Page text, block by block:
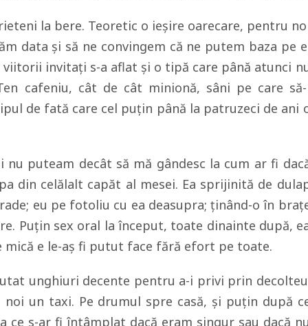
la bere. Teoretic o ieșire oarecare, pentru
data și să ne convingem că ne putem baza pe
viitorii invitați s-a aflat și o tipă care până atunci
cafeniu, cât de cât minionă, sâni pe care
de fată care cel puțin până la patruzeci de ani
nu puteam decât să mă gândesc la cum ar fi
din celălalt capăt al mesei. Ea sprijinită de
eu pe fotoliu cu ea deasupra; ținând-o în
Puțin sex oral la început, toate dinainte după,
mică e le-aș fi putut face fără efort pe toate.
unghiuri decente pentru a-i privi prin
un taxi. Pe drumul spre casă, și puțin după
ce s-ar fi întâmplat dacă eram singur sau dacă